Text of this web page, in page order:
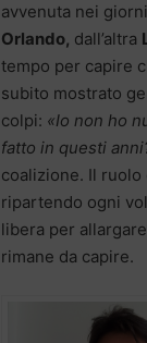
avvenuta nei
Orlando, dall’altra
tempo per capire
subito mostrato
colpi: «Io non ho
fatto in questi
coalizione. Il ruolo
ripartendo ogni
libera per
rimane da capire.